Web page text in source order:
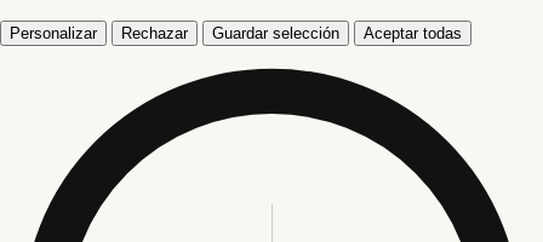
Personalizar Rechazar Guardar selección Aceptar todas